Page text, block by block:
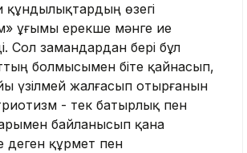
құндылықтардың өзегі
ұғымы ерекше мәнге ие
Сол замандардан бері бұл
болмысымен біте қайнасып,
үзілмей жалғасып отырғанын
- тек батырлық пен
байланысып қана
деген құрмет пен